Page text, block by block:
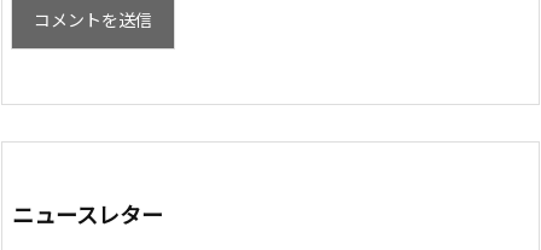
ニュースレター